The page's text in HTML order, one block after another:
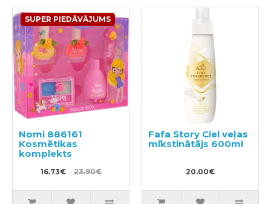
SUPER PIEDĀVĀJUMS
Nomi 886161
Kosmētikas
komplekts
16.73€ 23.90€
Fafa Story Ciel veļas
mīkstinātājs 600ml
20.00€